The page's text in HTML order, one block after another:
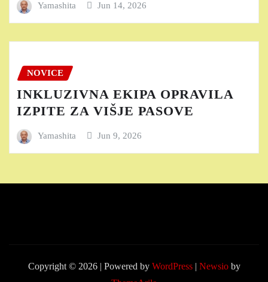
Yamashita Jun 14, 2026
NOVICE
INKLUZIVNA EKIPA OPRAVILA
IZPITE ZA VIŠJE PASOVE
Yamashita Jun 9, 2026
Copyright © 2026 | Powered by WordPress | Newsioby